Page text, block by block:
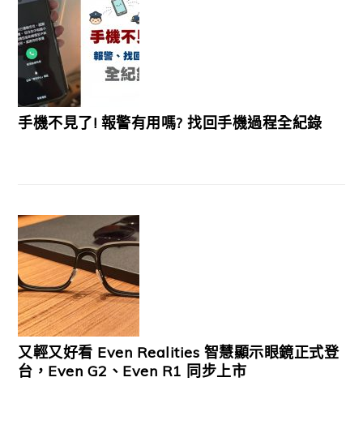
手機不見了! 報警有用嗎? 找回手機過程全紀錄
又輕又好看 Even Realities 智慧顯示眼鏡正式登
台，Even G2、Even R1 同步上市